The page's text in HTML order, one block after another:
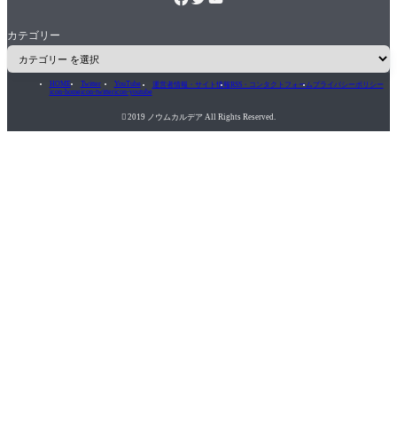
カテゴリー
HOME
icon-home
Twitter
icon-twitter
YouTube
icon-youtube
運営者情報・サイト情報RSS・コンタクトフォームプライバシーポリシー
 2019 ノウムカルデア All Rights Reserved.